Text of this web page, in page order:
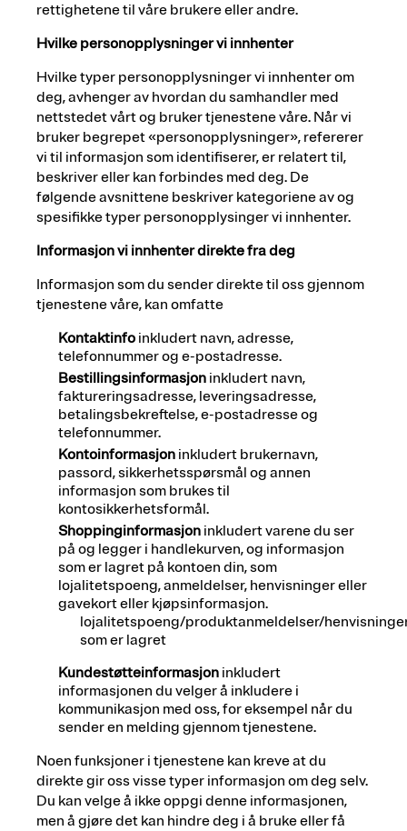
rettighetene til våre brukere eller andre.
Hvilke personopplysninger vi innhenter
Hvilke typer personopplysninger vi innhenter om
deg, avhenger av hvordan du samhandler med
nettstedet vårt og bruker tjenestene våre. Når vi
bruker begrepet «personopplysninger», refererer
vi til informasjon som identifiserer, er relatert til,
beskriver eller kan forbindes med deg. De
følgende avsnittene beskriver kategoriene av og
spesifikke typer personopplysinger vi innhenter.
Informasjon vi innhenter direkte fra deg
Informasjon som du sender direkte til oss gjennom
tjenestene våre, kan omfatte
Kontaktinfo inkludert navn, adresse,
telefonnummer og e-postadresse.
Bestillingsinformasjon inkludert navn,
faktureringsadresse, leveringsadresse,
betalingsbekreftelse, e-postadresse og
telefonnummer.
Kontoinformasjon inkludert brukernavn,
passord, sikkerhetsspørsmål og annen
informasjon som brukes til
kontosikkerhetsformål.
Shoppinginformasjon inkludert varene du ser
på og legger i handlekurven, og informasjon
som er lagret på kontoen din, som
lojalitetspoeng, anmeldelser, henvisninger eller
gavekort eller kjøpsinformasjon.
lojalitetspoeng/produktanmeldelser/
som er lagret
Kundestøtteinformasjon inkludert
informasjonen du velger å inkludere i
kommunikasjon med oss, for eksempel når du
sender en melding gjennom tjenestene.
Noen funksjoner i tjenestene kan kreve at du
direkte gir oss visse typer informasjon om deg selv.
Du kan velge å ikke oppgi denne informasjonen,
men å gjøre det kan hindre deg i å bruke eller få